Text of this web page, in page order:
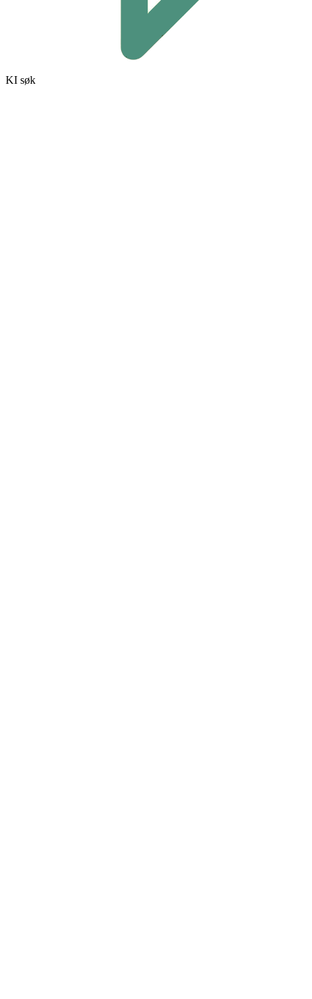
KI søk